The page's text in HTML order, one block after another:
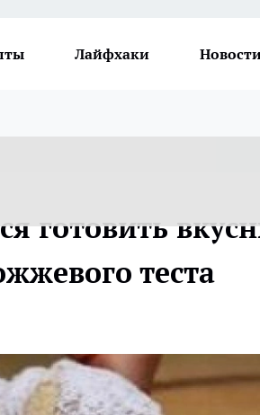
Лайфхаки
готовить
теста